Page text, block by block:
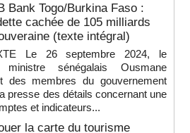
Bank Togo/Burkina Faso :
cachée de 105 milliards
(texte intégral)
Le 26 septembre 2024, le
ministre sénégalais Ousmane
des membres du gouvernement
presse des détails concernant une
et indicateurs...
la carte du tourisme